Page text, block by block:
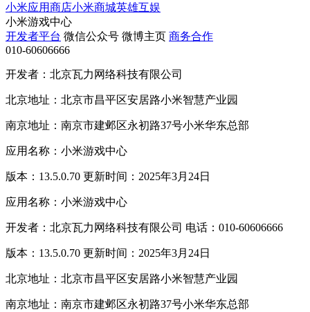
小米应用商店小米商城英雄互娱
小米游戏中心
开发者平台 微信公众号 微博主页 商务合作
010-60606666
开发者：北京瓦力网络科技有限公司
北京地址：北京市昌平区安居路小米智慧产业园
南京地址：南京市建邺区永初路37号小米华东总部
应用名称：小米游戏中心
版本：13.5.0.70 更新时间：2025年3月24日
应用名称：小米游戏中心
开发者：北京瓦力网络科技有限公司 电话：010-60606666
版本：13.5.0.70 更新时间：2025年3月24日
北京地址：北京市昌平区安居路小米智慧产业园
南京地址：南京市建邺区永初路37号小米华东总部